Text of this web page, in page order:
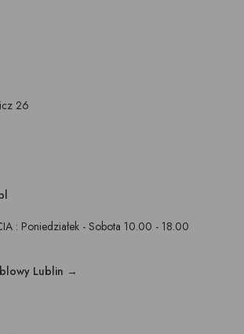
26
: Poniedziałek - Sobota 10.00 - 18.00
Lublin →